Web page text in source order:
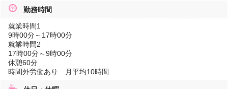
勤務時間
就業時間1
9時00分～17時00分
就業時間2
17時00分～9時00分
休憩60分
時間外労働あり 月平均10時間